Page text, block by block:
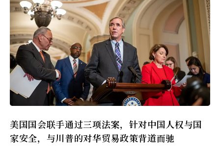
美国国会联手通过三项法案，针对中国人权与国
家安全，与川普的对华贸易政策背道而驰